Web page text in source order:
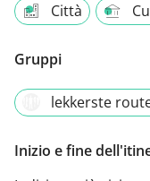
Città
Gruppi
lekkerste
Inizio e fine